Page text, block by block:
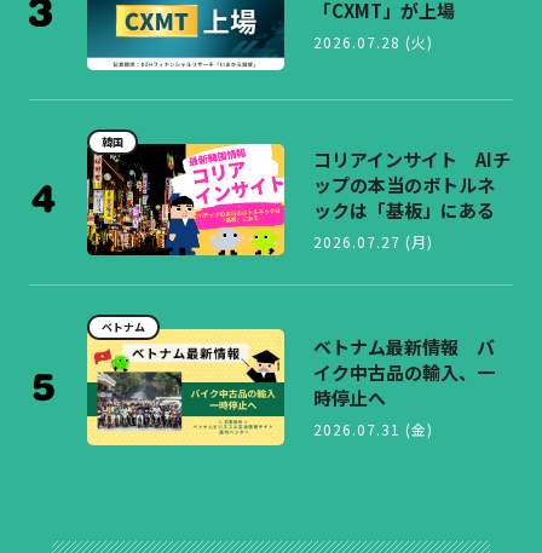
「CXMT」が上場
2026.07.28 (火)
韓国
コリアインサイト AIチ
ップの本当のボトルネ
ックは「基板」にある
2026.07.27 (月)
ベトナム
ベトナム最新情報 バ
イク中古品の輸入、一
時停止へ
2026.07.31 (金)